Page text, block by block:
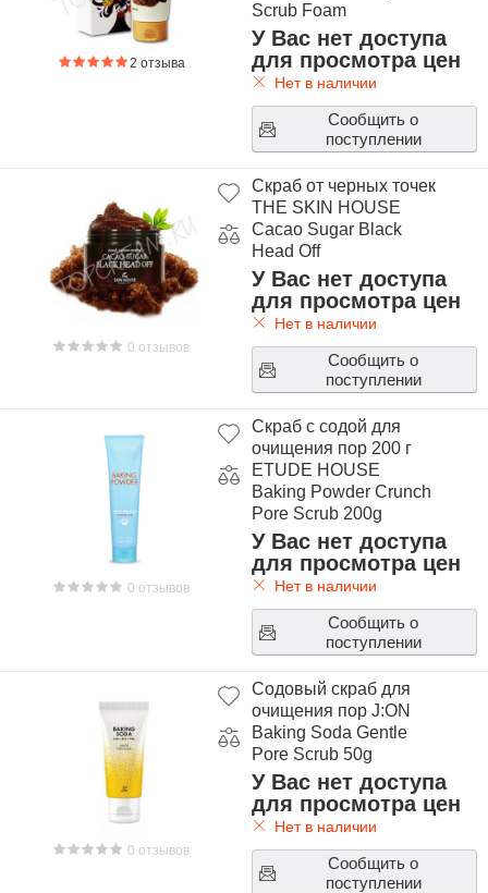
2 отзыва
Scrub Foam
У Вас нет доступа
для просмотра цен
Нет в наличии
Сообщить о
поступлении
0 отзывов
Скраб от черных точек
THE SKIN HOUSE
Cacao Sugar Black
Head Off
У Вас нет доступа
для просмотра цен
Нет в наличии
Сообщить о
поступлении
0 отзывов
Скраб с содой для
очищения пор 200 г
ETUDE HOUSE
Baking Powder Crunch
Pore Scrub 200g
У Вас нет доступа
для просмотра цен
Нет в наличии
Сообщить о
поступлении
0 отзывов
Содовый скраб для
очищения пор J:ON
Baking Soda Gentle
Pore Scrub 50g
У Вас нет доступа
для просмотра цен
Нет в наличии
Сообщить о
поступлении